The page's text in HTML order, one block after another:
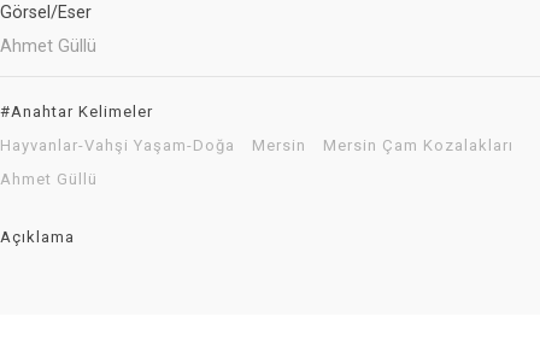
Görsel/Eser
Ahmet Güllü
#Anahtar Kelimeler
Hayvanlar-Vahşi Yaşam-Doğa
Mersin
Mersin Çam Kozalakları
Ahmet Güllü
Açıklama